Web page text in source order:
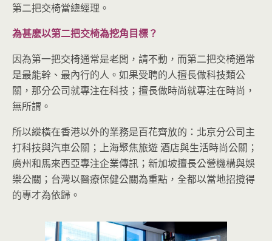
第二把交椅當總經理。
為甚麽以第二把交椅為挖角目標？
因為第一把交椅通常是老闆，請不動，而第二把交椅通常
是最能幹、最內行的人。如果受聘的人擅長做科技類公
關，那分公司就專注在科技；擅長做時尚就專注在時尚，
無所謂。
所以縱橫在香港以外的業務是百花齊放的：北京分公司主
打科技與汽車公關；上海聚焦旅遊 酒店與生活時尚公關；
廣州和馬來西亞專注企業傳訊；新加坡擅長公營機構與娛
樂公關；台灣以醫療保健公關為重點，全都以當地招攬得
的專才為依歸。